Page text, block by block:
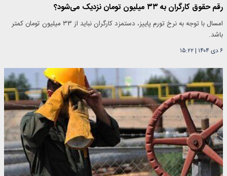
رقم حقوق کارگران به ۳۳ میلیون تومان نزدیک می‌شود؟
امسال با توجه به نرخ تورم پاییز، دستمزد کارگران نباید از ۳۳ میلیون تومان کمتر
باشد.
۶ دی ۱۴۰۴ |۱۵:۲۲